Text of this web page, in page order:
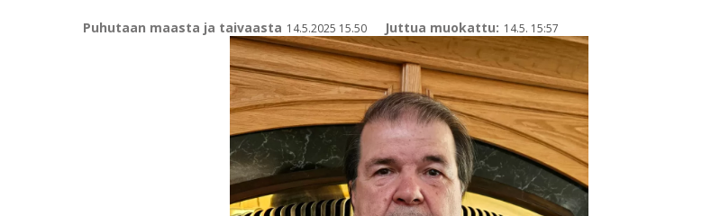
Puhutaan maasta ja taivaasta 14.5.2025 15.50 Juttua muokattu: 14.5. 15:57